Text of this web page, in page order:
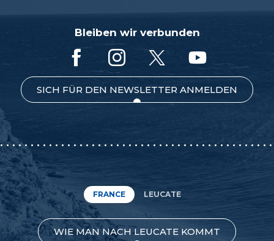
Bleiben wir verbunden
SICH FÜR DEN NEWSLETTER ANMELDEN
FRANCE LEUCATE
WIE MAN NACH LEUCATE KOMMT